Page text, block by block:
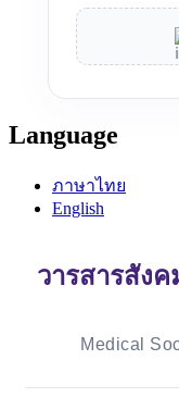
Language
ภาษาไทย
English
วารสารสัง
Medical